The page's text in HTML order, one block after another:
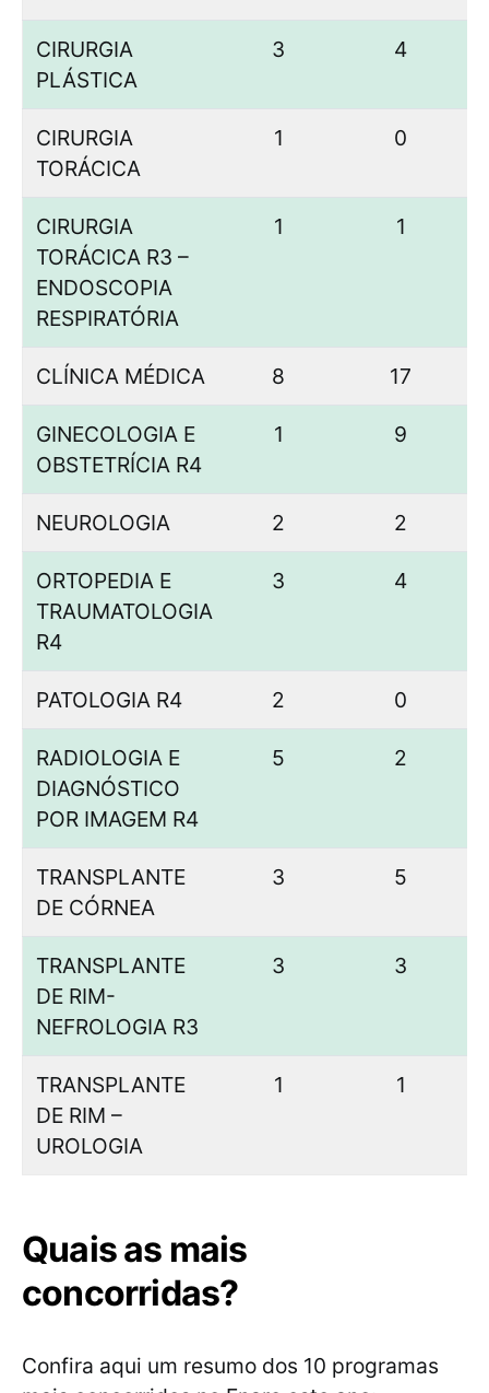
CIRURGIA
PLÁSTICA
3 4
CIRURGIA
TORÁCICA
1 0
CIRURGIA
TORÁCICA R3 –
ENDOSCOPIA
RESPIRATÓRIA
1 1
CLÍNICA MÉDICA 8 17
GINECOLOGIA E
OBSTETRÍCIA R4
1 9
NEUROLOGIA 2 2
ORTOPEDIA E
TRAUMATOLOGIA
R4
3 4
PATOLOGIA R4 2 0
RADIOLOGIA E
DIAGNÓSTICO
POR IMAGEM R4
5 2
TRANSPLANTE
DE CÓRNEA
3 5
TRANSPLANTE
DE RIM-
NEFROLOGIA R3
3 3
TRANSPLANTE
DE RIM –
UROLOGIA
1 1
Quais as mais
concorridas?
Confira aqui um resumo dos 10 programas